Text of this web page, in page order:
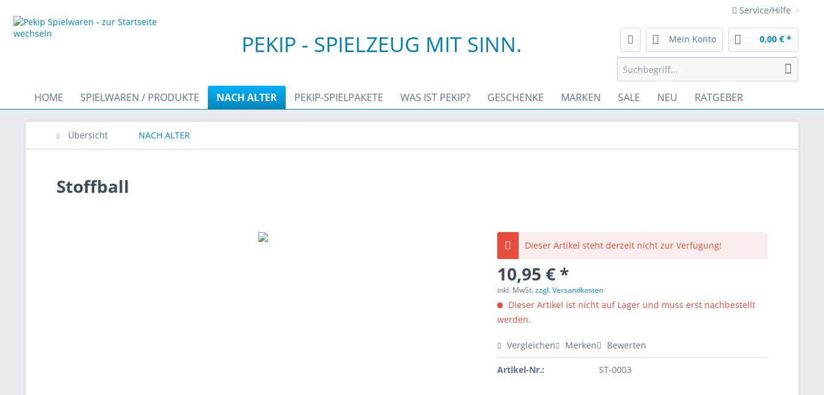
Service/Hilfe
PEKIP - SPIELZEUG MIT SINN. Mein Konto 0,00 € *
HOME SPIELWAREN / PRODUKTE NACH ALTER PEKIP-SPIELPAKETE WAS IST PEKIP? GESCHENKE MARKEN SALE NEU RATGEBER
Übersicht NACH ALTER
Stoffball
Dieser Artikel steht derzeit nicht zur Verfügung!
10,95 € *
inkl. MwSt.zzgl. Versandkosten
Dieser Artikel ist nicht auf Lager und muss erst nachbestellt
werden.
Vergleichen Merken Bewerten
Artikel-Nr.: ST-0003